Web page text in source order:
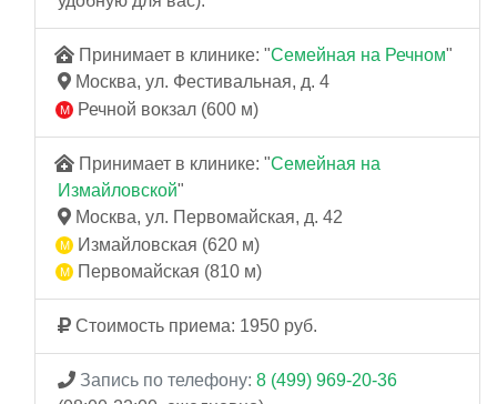
Принимает в клинике: "Семейная на Речном"
Москва, ул. Фестивальная, д. 4
Речной вокзал (600 м)
Принимает в клинике: "Семейная на
Измайловской"
Москва, ул. Первомайская, д. 42
Измайловская (620 м)
Первомайская (810 м)
Стоимость приема: 1950 руб.
Запись по телефону: 8 (499) 969-20-36